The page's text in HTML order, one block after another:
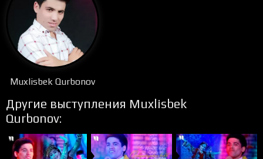
Muxlisbek Qurbonov
Другие выступления Muxlisbek
Qurbonov: